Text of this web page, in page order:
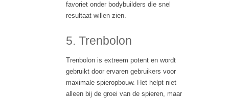
favoriet onder bodybuilders die snel
resultaat willen zien.
5. Trenbolon
Trenbolon is extreem potent en wordt
gebruikt door ervaren gebruikers voor
maximale spieropbouw. Het helpt niet
alleen bij de groei van de spieren, maar